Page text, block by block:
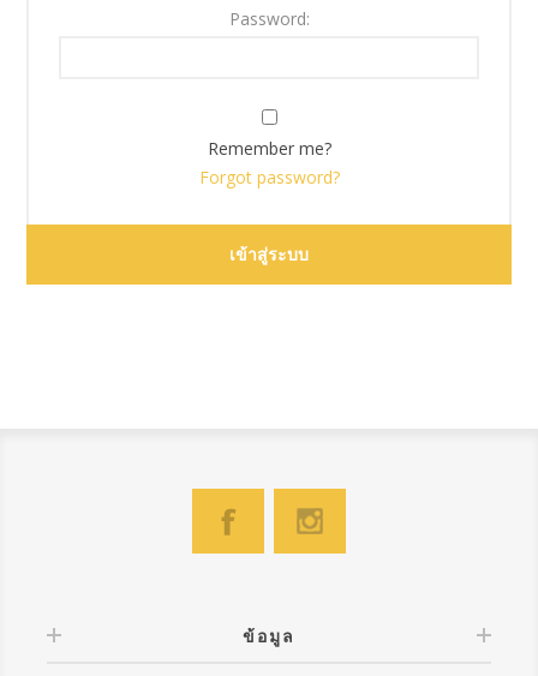
Password:
Remember me?
Forgot password?
ข้อมูล